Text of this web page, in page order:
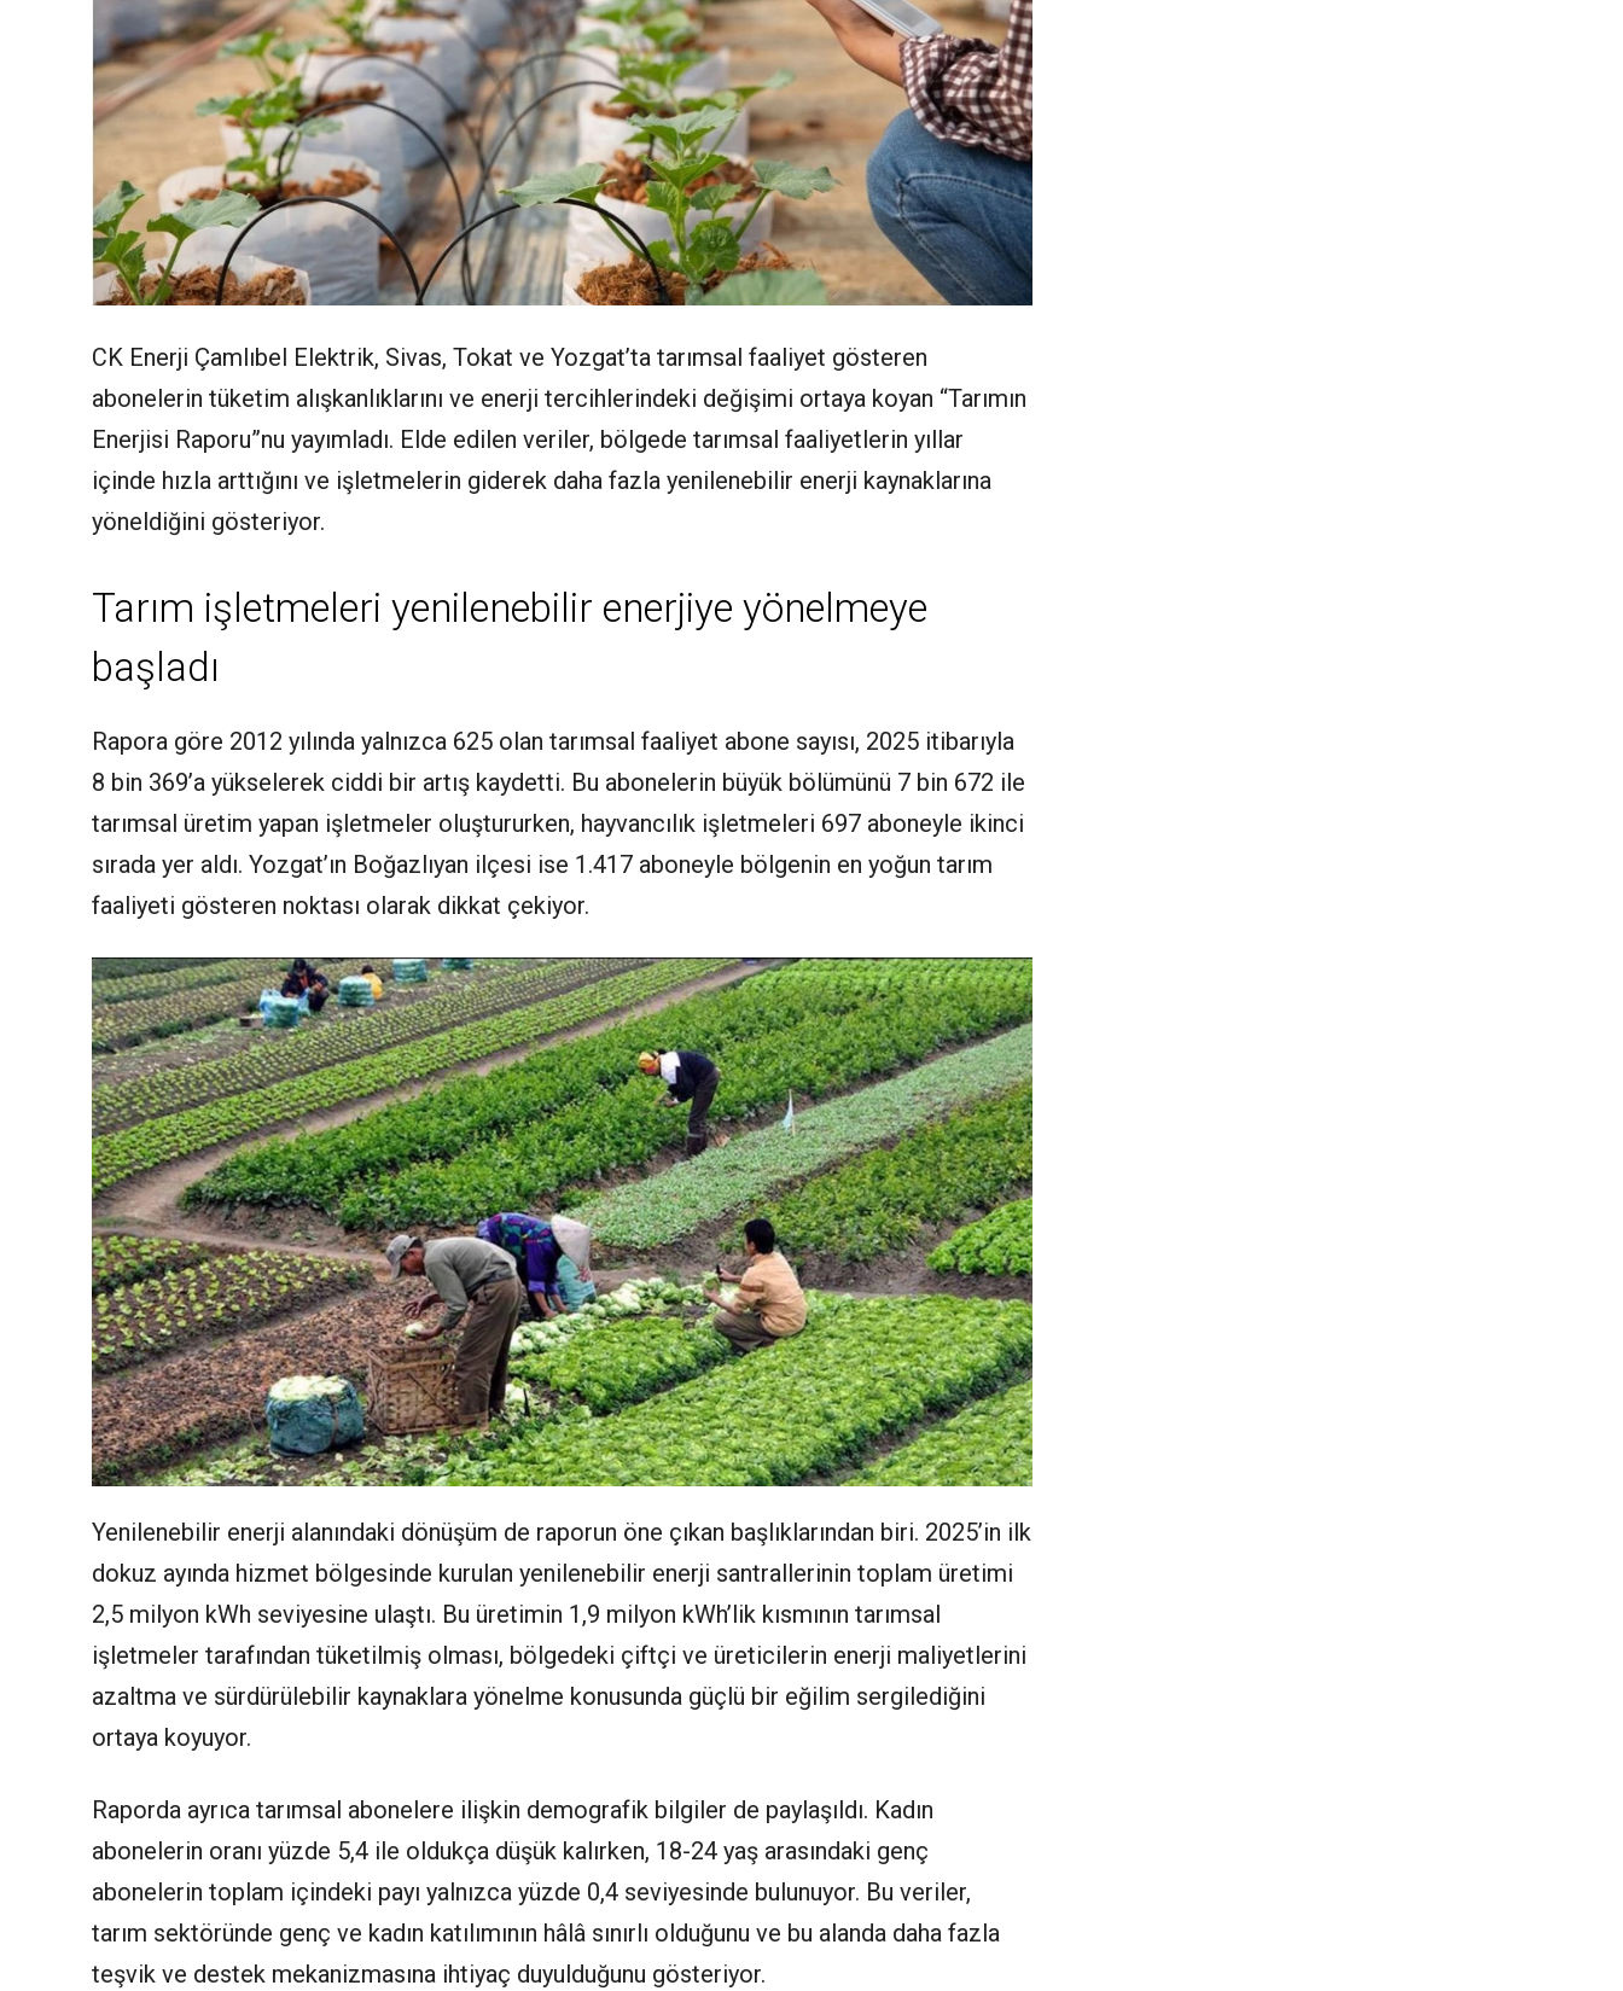
CK Enerji Çamlıbel Elektrik, Sivas, Tokat ve Yozgat’ta tarımsal faaliyet gösteren
abonelerin tüketim alışkanlıklarını ve enerji tercihlerindeki değişimi ortaya koyan “Tarımın
Enerjisi Raporu”nu yayımladı. Elde edilen veriler, bölgede tarımsal faaliyetlerin yıllar
içinde hızla arttığını ve işletmelerin giderek daha fazla yenilenebilir enerji kaynaklarına
yöneldiğini gösteriyor.
Tarım işletmeleri yenilenebilir enerjiye yönelmeye
başladı
Rapora göre 2012 yılında yalnızca 625 olan tarımsal faaliyet abone sayısı, 2025 itibarıyla
8 bin 369’a yükselerek ciddi bir artış kaydetti. Bu abonelerin büyük bölümünü 7 bin 672 ile
tarımsal üretim yapan işletmeler oluştururken, hayvancılık işletmeleri 697 aboneyle ikinci
sırada yer aldı. Yozgat’ın Boğazlıyan ilçesi ise 1.417 aboneyle bölgenin en yoğun tarım
faaliyeti gösteren noktası olarak dikkat çekiyor.
Yenilenebilir enerji alanındaki dönüşüm de raporun öne çıkan başlıklarından biri. 2025’in ilk
dokuz ayında hizmet bölgesinde kurulan yenilenebilir enerji santrallerinin toplam üretimi
2,5 milyon kWh seviyesine ulaştı. Bu üretimin 1,9 milyon kWh’lik kısmının tarımsal
işletmeler tarafından tüketilmiş olması, bölgedeki çiftçi ve üreticilerin enerji maliyetlerini
azaltma ve sürdürülebilir kaynaklara yönelme konusunda güçlü bir eğilim sergilediğini
ortaya koyuyor.
Raporda ayrıca tarımsal abonelere ilişkin demografik bilgiler de paylaşıldı. Kadın
abonelerin oranı yüzde 5,4 ile oldukça düşük kalırken, 18-24 yaş arasındaki genç
abonelerin toplam içindeki payı yalnızca yüzde 0,4 seviyesinde bulunuyor. Bu veriler,
tarım sektöründe genç ve kadın katılımının hâlâ sınırlı olduğunu ve bu alanda daha fazla
teşvik ve destek mekanizmasına ihtiyaç duyulduğunu gösteriyor.